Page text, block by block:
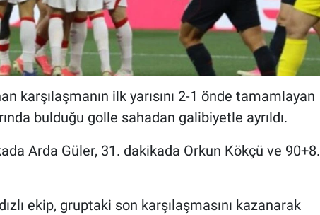
karşılaşmanın ilk yarısını 2-1 önde tamamlayan
bulduğu golle sahadan galibiyetle ayrıldı.
Arda Güler, 31. dakikada Orkun Kökçü ve 90+8.
ekip, gruptaki son karşılaşmasını kazanarak